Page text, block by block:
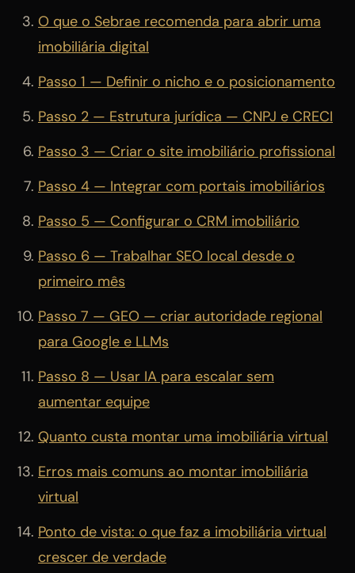
O que o Sebrae recomenda para abrir uma
imobiliária digital
Passo 1 — Definir o nicho e o posicionamento
Passo 2 — Estrutura jurídica — CNPJ e CRECI
Passo 3 — Criar o site imobiliário profissional
Passo 4 — Integrar com portais imobiliários
Passo 5 — Configurar o CRM imobiliário
Passo 6 — Trabalhar SEO local desde o
primeiro mês
Passo 7 — GEO — criar autoridade regional
para Google e LLMs
Passo 8 — Usar IA para escalar sem
aumentar equipe
Quanto custa montar uma imobiliária virtual
Erros mais comuns ao montar imobiliária
virtual
Ponto de vista: o que faz a imobiliária virtual
crescer de verdade